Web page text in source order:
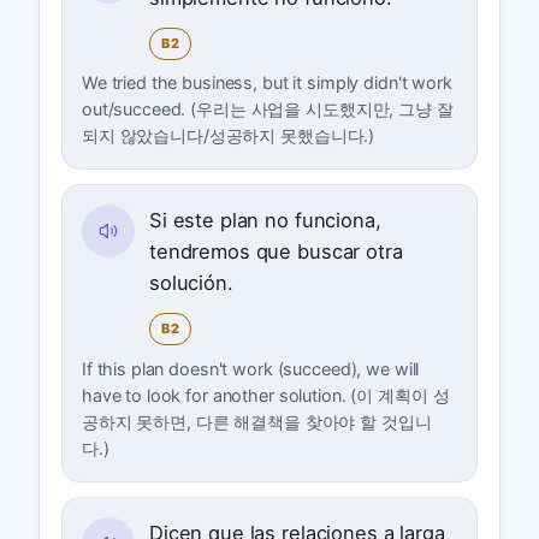
B2
We tried the business, but it simply didn't work
out/succeed. (우리는 사업을 시도했지만, 그냥 잘
되지 않았습니다/성공하지 못했습니다.)
Si este plan no funciona,
tendremos que buscar otra
solución.
B2
If this plan doesn't work (succeed), we will
have to look for another solution. (이 계획이 성
공하지 못하면, 다른 해결책을 찾아야 할 것입니
다.)
Dicen que las relaciones a larga